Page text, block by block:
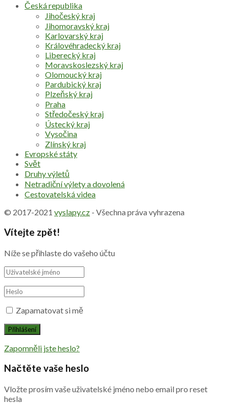
Česká republika
Jihočeský kraj
Jihomoravský kraj
Karlovarský kraj
Královéhradecký kraj
Liberecký kraj
Moravskoslezský kraj
Olomoucký kraj
Pardubický kraj
Plzeňský kraj
Praha
Středočeský kraj
Ústecký kraj
Vysočina
Zlínský kraj
Evropské státy
Svět
Druhy výletů
Netradiční výlety a dovolená
Cestovatelská videa
© 2017-2021 vyslapy.cz - Všechna práva vyhrazena
Vítejte zpět!
Níže se přihlaste do vašeho účtu
Zapamatovat si mě
Zapomněli jste heslo?
Načtěte vaše heslo
Vložte prosím vaše uživatelské jméno nebo email pro reset
hesla